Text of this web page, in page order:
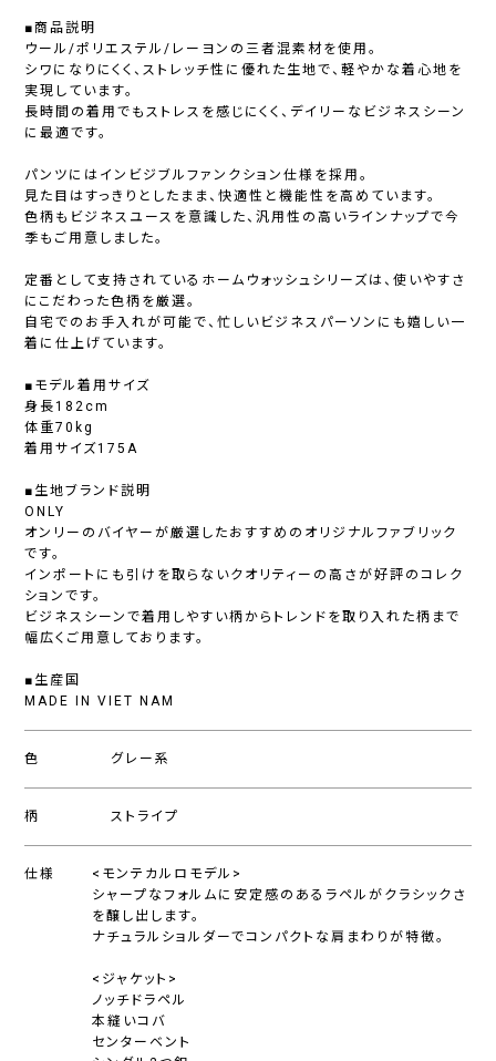
■商品説明
ウール/ポリエステル/レーヨンの三者混素材を使用。
シワになりにくく、ストレッチ性に優れた生地で、軽やかな着心地を
実現しています。
長時間の着用でもストレスを感じにくく、デイリーなビジネスシーン
に最適です。
パンツにはインビジブルファンクション仕様を採用。
見た目はすっきりとしたまま、快適性と機能性を高めています。
色柄もビジネスユースを意識した、汎用性の高いラインナップで今
季もご用意しました。
定番として支持されているホームウォッシュシリーズは、使いやすさ
にこだわった色柄を厳選。
自宅でのお手入れが可能で、忙しいビジネスパーソンにも嬉しい一
着に仕上げています。
■モデル着用サイズ
身長182cm
体重70kg
着用サイズ175A
■生地ブランド説明
ONLY
オンリーのバイヤーが厳選したおすすめのオリジナルファブリック
です。
インポートにも引けを取らないクオリティーの高さが好評のコレク
ションです。
ビジネスシーンで着用しやすい柄からトレンドを取り入れた柄まで
幅広くご用意しております。
■生産国
MADE IN VIET NAM
色 グレー系
柄 ストライプ
仕様
<モンテカルロモデル>
シャープなフォルムに安定感のあるラペルがクラシックさ
を醸し出します。
ナチュラルショルダーでコンパクトな肩まわりが特徴。
<ジャケット>
ノッチドラペル
本縫いコバ
センターベント